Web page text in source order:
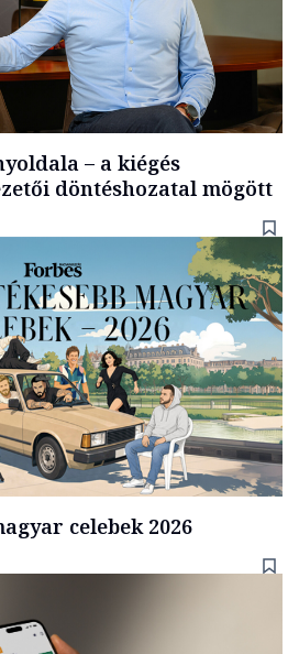
– a kiégés
döntéshozatal mögött
celebek 2026